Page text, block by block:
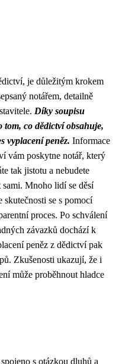
je důležitým krokem
notářem, detailně
Díky soupisu
tom, co dědictví obsahuje,
vyplacení peněz. Informace
vám poskytne notář, který
tak jistotu a nebudete
sami. Mnoho lidí se děsí
se s pomocí
proces. Po schválení
závazků dochází k
peněz z dědictví pak
Zkušenosti ukazují, že i
může proběhnout hladce
s otázkou dluhů a